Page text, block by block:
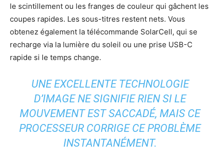
le scintillement ou les franges de couleur qui gâchent les
coupes rapides. Les sous-titres restent nets. Vous
obtenez également la télécommande SolarCell, qui se
recharge via la lumière du soleil ou une prise USB-C
rapide si le temps change.
UNE EXCELLENTE TECHNOLOGIE
D’IMAGE NE SIGNIFIE RIEN SI LE
MOUVEMENT EST SACCADÉ, MAIS CE
PROCESSEUR CORRIGE CE PROBLÈME
INSTANTANÉMENT.